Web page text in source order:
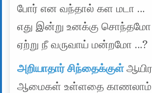
போர் என வந்தால் கள மடா …
எது இன்று உனக்கு
ஏற்று நீ வருவாய் மன்றமோ …?
அறியாதார் சிந்தைக்குள்
ஆமைகள் உள்ளதை காணலாம்